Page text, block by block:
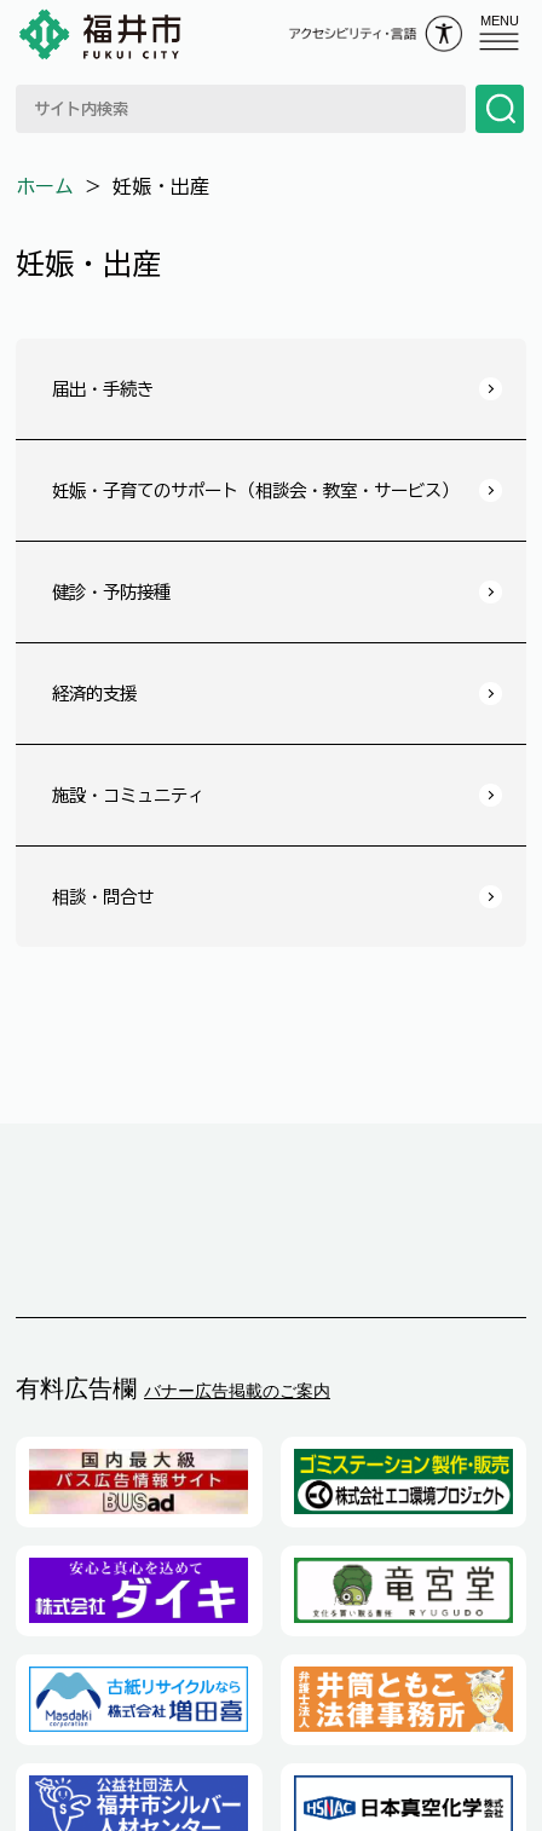
MENU
ホーム ＞ 妊娠・出産
妊娠・出産
届出・手続き
妊娠・子育てのサポート（相談会・教室・サービス）
健診・予防接種
経済的支援
施設・コミュニティ
相談・問合せ
有料広告欄 バナー広告掲載のご案内